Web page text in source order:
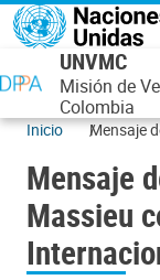
Pasar al contenido
UNVMC
Misión de
Colombia
Inicio
Mensaje
Mensaje
Massieu